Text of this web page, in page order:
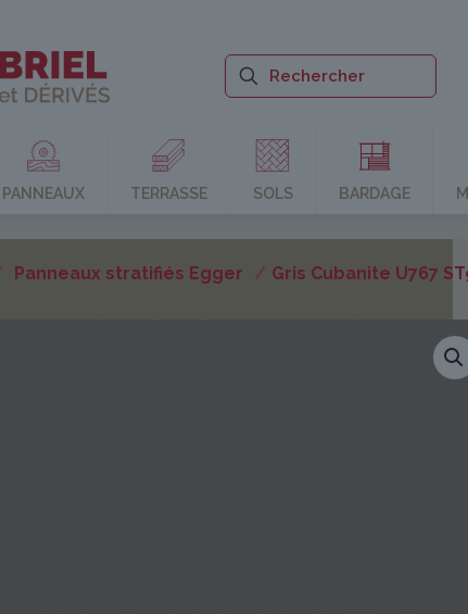
PANNEAUX TERRASSE SOLS BARDAGE
Panneaux stratifiés Egger / Gris Cubanite U767